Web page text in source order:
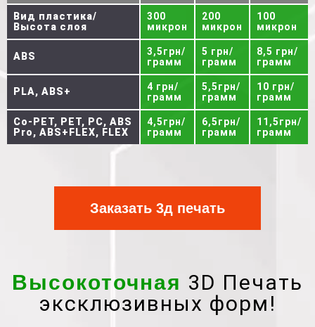
Вид пластика/
Высота слоя
300
микрон
200
микрон
100
микрон
ABS
3,5грн/
грамм
5 грн/
грамм
8,5 грн/
грамм
PLA, ABS+
4 грн/
грамм
5,5грн/
грамм
10 грн/
грамм
Co-PET, PET, PC, ABS
Pro, ABS+FLEX, FLEX
4,5грн/
грамм
6,5грн/
грамм
11,5грн/
грамм
Заказать 3д печать
Высокоточная 3D Печать
эксклюзивных форм!